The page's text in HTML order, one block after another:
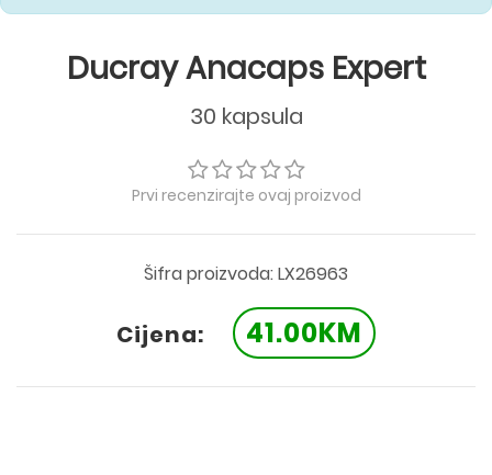
Ducray Anacaps Expert
30 kapsula
Prvi recenzirajte ovaj proizvod
Šifra proizvoda: LX26963
Cijena: 41.00KM